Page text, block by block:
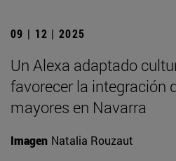
09 | 12 | 2025
Un Alexa adaptado
favorecer la integración
mayores en Navarra
Imagen Natalia Rouzaut